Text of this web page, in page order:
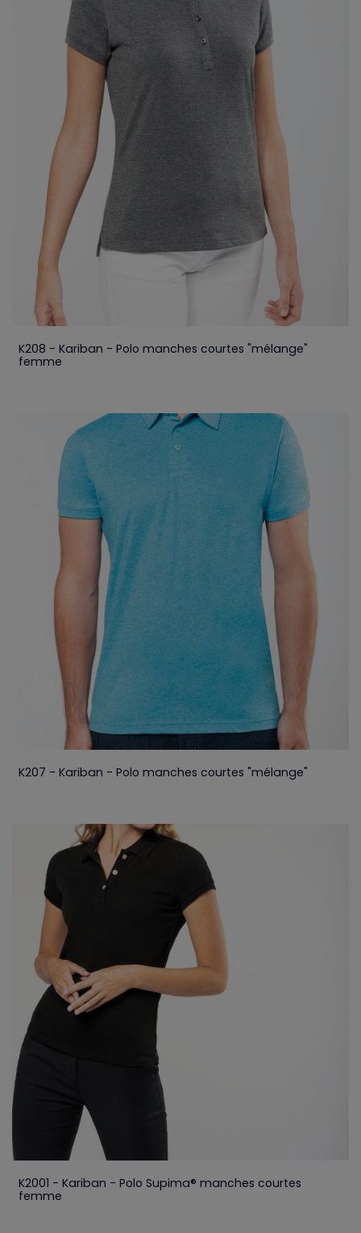
K208 - Kariban - Polo manches courtes "mélange"
femme
K207 - Kariban - Polo manches courtes "mélange"
K2001 - Kariban - Polo Supima® manches courtes
femme